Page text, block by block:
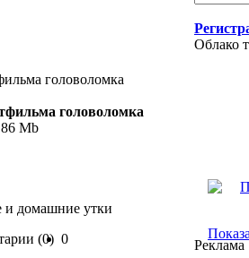
головоломка
Mb
и домашние утки
(0) 0
Облако
Реклама